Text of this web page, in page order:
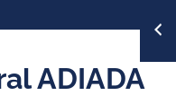
ADIADA